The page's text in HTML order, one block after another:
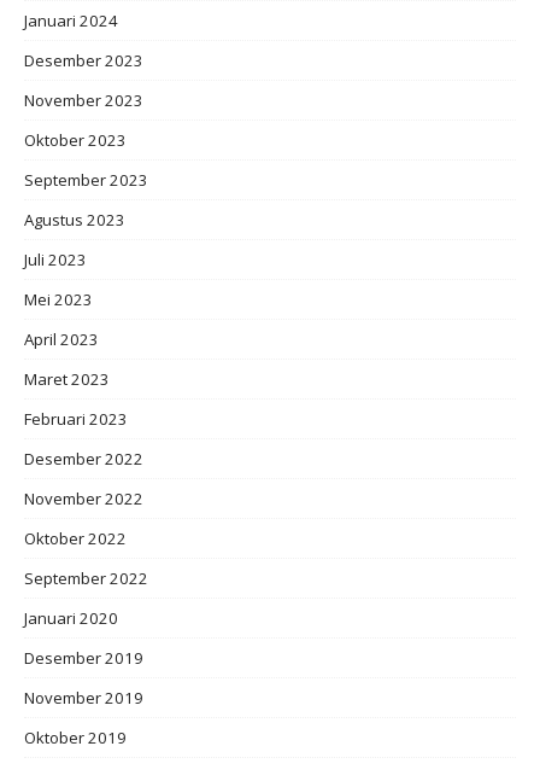
Januari 2024
Desember 2023
November 2023
Oktober 2023
September 2023
Agustus 2023
Juli 2023
Mei 2023
April 2023
Maret 2023
Februari 2023
Desember 2022
November 2022
Oktober 2022
September 2022
Januari 2020
Desember 2019
November 2019
Oktober 2019